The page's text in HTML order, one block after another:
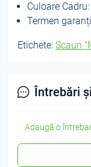
Culoare
Termen
Etichete: Scaun
Întrebări
Adaugă o